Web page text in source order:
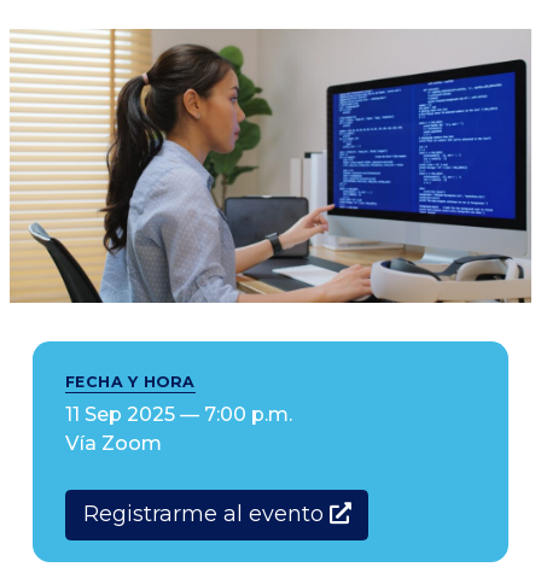
FECHA Y HORA
11 Sep 2025 — 7:00 p.m.
Vía Zoom
Registrarme al evento